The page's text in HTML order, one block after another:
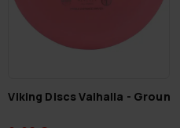
Viking Discs Valhalla - Ground